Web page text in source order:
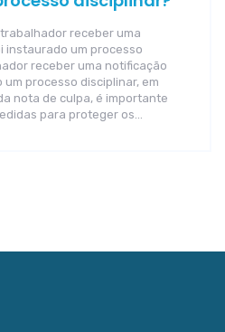
receber uma
instaurado um processo
receber uma notificação
processo disciplinar, em
nota de culpa, é importante
para proteger os…